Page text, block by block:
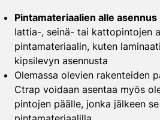
Pintamateriaalien alle asennus
lattia-, seinä- tai kattopintojen
pintamateriaalin, kuten
kipsilevyn asennusta
Olemassa olevien rakenteiden
Ctrap voidaan asentaa myös
pintojen päälle, jonka jälkeen